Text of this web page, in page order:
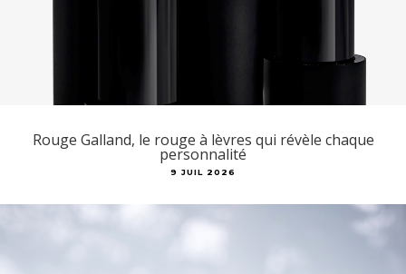
Rouge Galland, le rouge à lèvres qui révèle chaque
personnalité
9 JUIL 2026